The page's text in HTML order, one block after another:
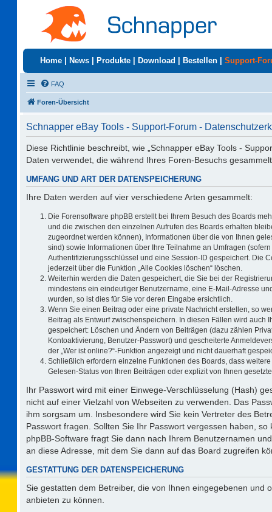
Home News Produkte Download Bestellen Support-
FAQ
Foren-Übersicht
Schnapper eBay Tools - Support-Forum -
Diese Richtlinie beschreibt, wie „Schnapper eBay Tools -
Daten verwendet, die während Ihres Foren-Besuchs
UMFANG UND ART DER DATENSPEICHERUNG
Ihre Daten werden auf vier verschiedene Arten gesammelt:
Die Forensoftware phpBB erstellt bei Ihrem Besuch des Boards
und die zwischen den einzelnen Aufrufen des Boards erhalten
zugeordnet werden können), Informationen über die von Ihnen
sind) sowie Informationen über Ihre Teilnahme an Umfragen
Authentifizierungsschlüssel und eine Session-ID gespeichert. Die
jederzeit über die Funktion „Alle Cookies löschen“ löschen.
Weiterhin werden die Daten gespeichert, die Sie bei der
mindestens ein eindeutiger Benutzername, eine E-Mail-Adresse
wurden, so ist dies für Sie vor deren Eingabe ersichtlich.
Wenn Sie einen Beitrag oder eine private Nachricht erstellen, so
Beitrag als Entwurf zwischenspeichern. In diesen Fällen wird
gespeichert: Löschen und Ändern von Beiträgen (dazu zählen
Kontoaktivierung, Benutzer-Passwort) und gescheiterte
der „Wer ist online?“-Funktion angezeigt und nicht dauerhaft
Schließlich erfordern einzelne Funktionen des Boards, dass
Gelesen-Status von Ihren Beiträgen oder explizit von Ihnen
Ihr Passwort wird mit einer Einwege-Verschlüsselung (Hash)
nicht auf einer Vielzahl von Webseiten zu verwenden. Das
ihm sorgsam um. Insbesondere wird Sie kein Vertreter des
Passwort fragen. Sollten Sie Ihr Passwort vergessen haben,
phpBB-Software fragt Sie dann nach Ihrem Benutzernamen
an diese Adresse, mit dem Sie dann auf das Board zugreifen
GESTATTUNG DER DATENSPEICHERUNG
Sie gestatten dem Betreiber, die von Ihnen eingegebenen
anbieten zu können.